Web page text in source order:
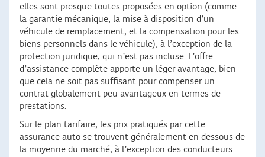
elles sont presque toutes proposées en option (comme
la garantie mécanique, la mise à disposition d’un
véhicule de remplacement, et la compensation pour les
biens personnels dans le véhicule), à l’exception de la
protection juridique, qui n’est pas incluse. L’offre
d’assistance complète apporte un léger avantage, bien
que cela ne soit pas suffisant pour compenser un
contrat globalement peu avantageux en termes de
prestations.
Sur le plan tarifaire, les prix pratiqués par cette
assurance auto se trouvent généralement en dessous de
la moyenne du marché, à l’exception des conducteurs